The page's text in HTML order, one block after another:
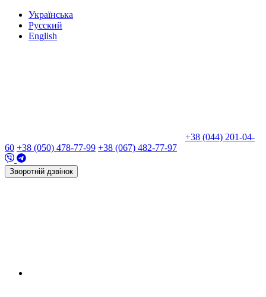
Українська
Русский
English
+38 (044) 201-04-
60 +38 (050) 478-77-99 +38 (067) 482-77-97
Зворотній дзвінок